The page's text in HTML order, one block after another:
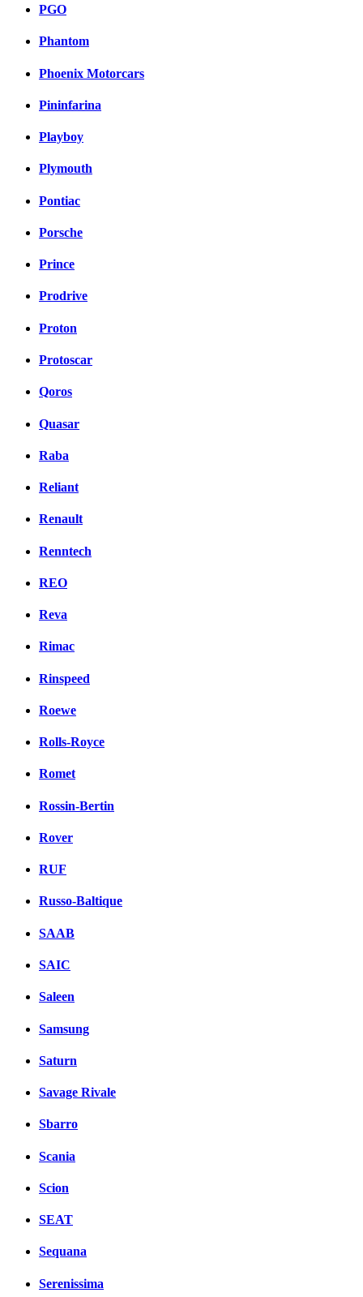
PGO
Phantom
Phoenix Motorcars
Pininfarina
Playboy
Plymouth
Pontiac
Porsche
Prince
Prodrive
Proton
Protoscar
Qoros
Quasar
Raba
Reliant
Renault
Renntech
REO
Reva
Rimac
Rinspeed
Roewe
Rolls-Royce
Romet
Rossin-Bertin
Rover
RUF
Russo-Baltique
SAAB
SAIC
Saleen
Samsung
Saturn
Savage Rivale
Sbarro
Scania
Scion
SEAT
Sequana
Serenissima